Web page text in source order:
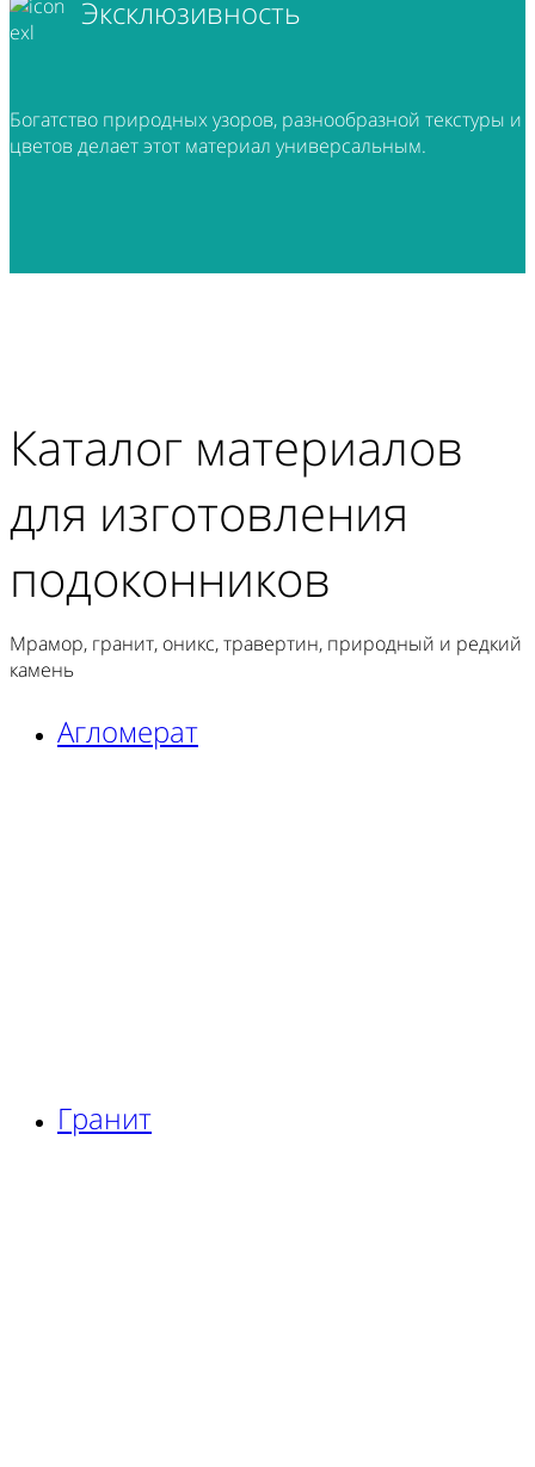
Эксклюзивность
Богатство природных узоров, разнообразной текстуры и
цветов делает этот материал универсальным.
Каталог материалов
для изготовления
подоконников
Мрамор, гранит, оникс, травертин, природный и редкий
камень
Агломерат
Гранит